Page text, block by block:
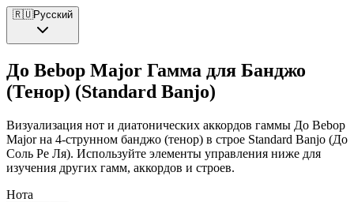
🇷🇺Русский
До Bebop Major Гамма для Банджо
(Тенор) (Standard Banjo)
Визуализация нот и диатонических аккордов гаммы До Bebop
Major на 4-струнном банджо (тенор) в строе Standard Banjo (До
Соль Ре Ля). Используйте элементы управления ниже для
изучения других гамм, аккордов и строев.
Нота